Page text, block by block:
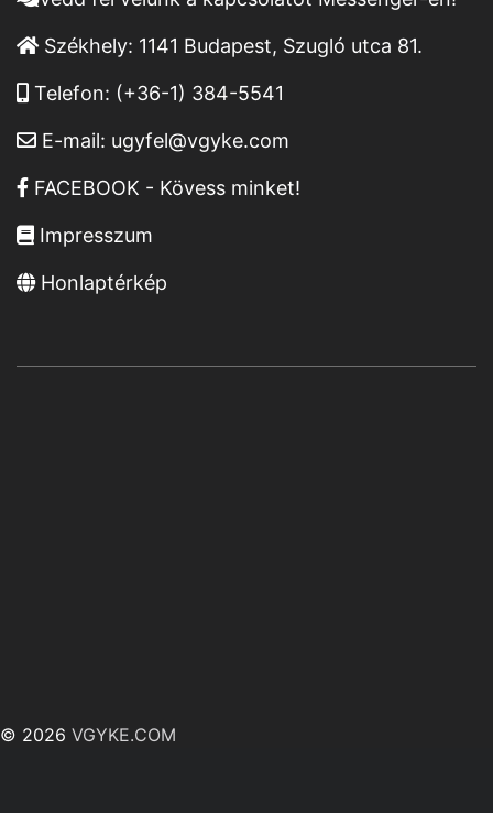
Székhely: 1141 Budapest, Szugló utca 81.
Telefon: (+36-1) 384-5541
E-mail: ugyfel@vgyke.com
FACEBOOK - Kövess minket!
Impresszum
Honlaptérkép
© 2026 VGYKE.COM